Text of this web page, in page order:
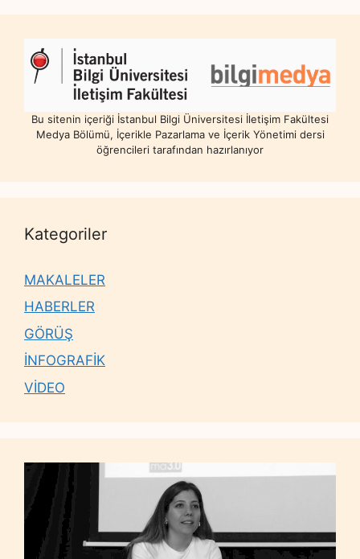
Bu sitenin içeriği İstanbul Bilgi Üniversitesi İletişim Fakültesi
Medya Bölümü, İçerikle Pazarlama ve İçerik Yönetimi dersi
öğrencileri tarafından hazırlanıyor
Kategoriler
MAKALELER
HABERLER
GÖRÜŞ
İNFOGRAFİK
VİDEO